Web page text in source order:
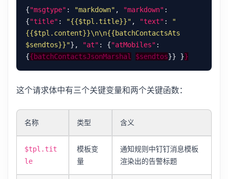
{"msgtype" : "markdown" , "markdown" :
{"title" : "{{$tpl.title}}" , "text" :
"
{{$tpl.content}}\n\n{{batchContactsAts
$sendtos}}"}, "at" : {"atMobiles" :
{{batchContactsJsonMarshal $sendtos}} }}
这个请求体中有三个关键变量和两个关键函数：
名称 类型 含义
$tpl.tit
le
模板变
量
通知规则中钉钉消息模板
渲染出的告警标题